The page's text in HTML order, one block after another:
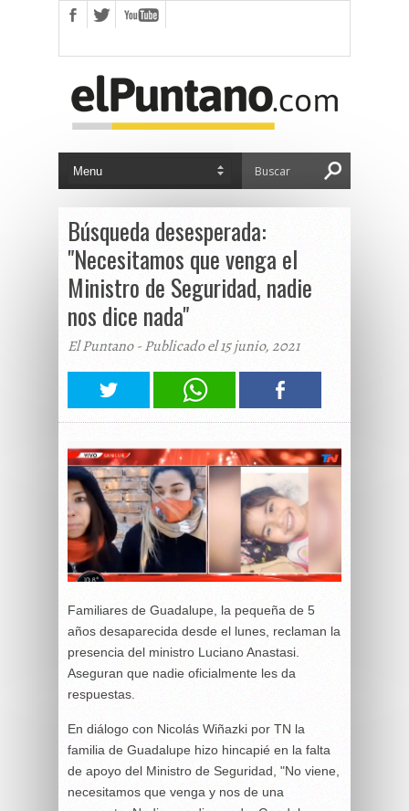
Búsqueda desesperada:
"Necesitamos que venga el
Ministro de Seguridad, nadie
nos dice nada"
El Puntano - Publicado el 15 junio, 2021
Familiares de Guadalupe, la pequeña de 5
años desaparecida desde el lunes, reclaman la
presencia del ministro Luciano Anastasi.
Aseguran que nadie oficialmente les da
respuestas.
En diálogo con Nicolás Wiñazki por TN la
familia de Guadalupe hizo hincapié en la falta
de apoyo del Ministro de Seguridad, "No viene,
necesitamos que venga y nos de una